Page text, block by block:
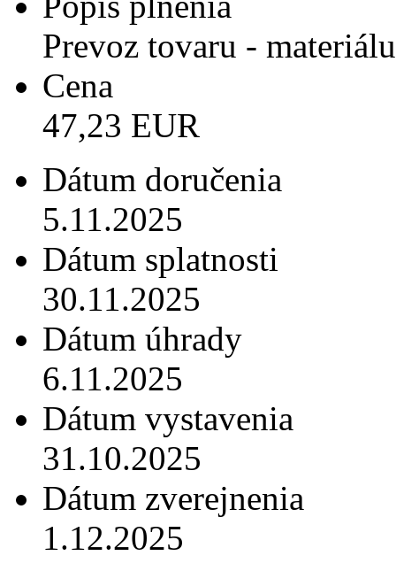
Prevoz tovaru - materiálu
Cena
47,23 EUR
Dátum doručenia
5.11.2025
Dátum splatnosti
30.11.2025
Dátum úhrady
6.11.2025
Dátum vystavenia
31.10.2025
Dátum zverejnenia
1.12.2025